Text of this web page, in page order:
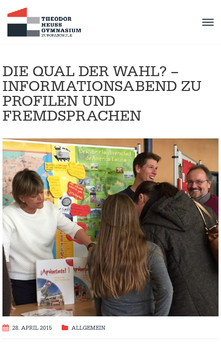
DIE QUAL DER WAHL? –
INFORMATIONSABEND ZU
PROFILEN UND
FREMDSPRACHEN
28. APRIL 2015 ALLGEMEIN